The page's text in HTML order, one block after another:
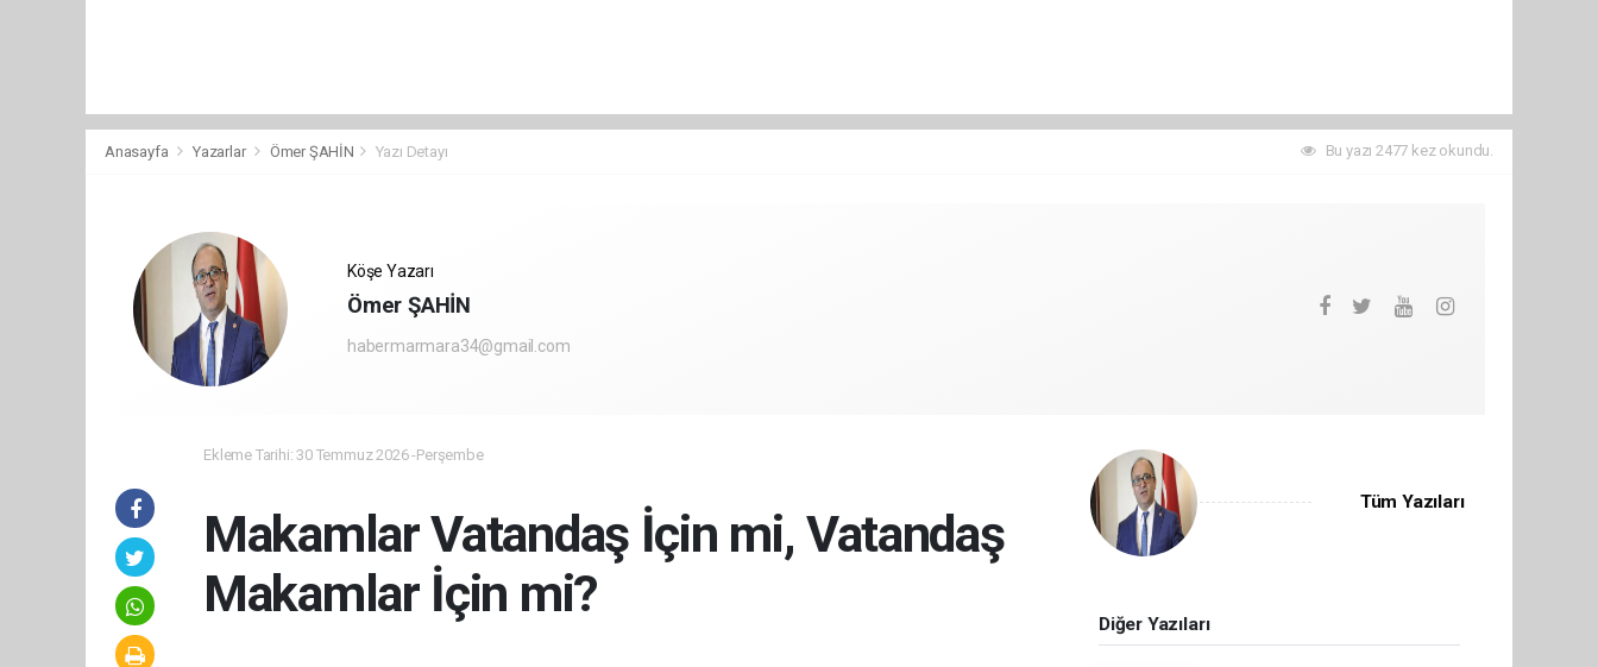
Anasayfa Yazarlar Ömer ŞAHİN Yazı Detayı Bu yazı 2477 kez okundu.
Köşe Yazarı
Ömer ŞAHİN
habermarmara34@gmail.com
Ekleme Tarihi: 30 Temmuz 2026 -Perşembe
Makamlar Vatandaş İçin mi, Vatandaş
Makamlar İçin mi?
Tüm Yazıları
Diğer Yazıları